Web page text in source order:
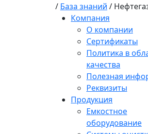
/ База знаний /
Компания
О компании
Сертификаты
Политика в
качества
Полезная
Реквизиты
Продукция
Емкостное
оборудование